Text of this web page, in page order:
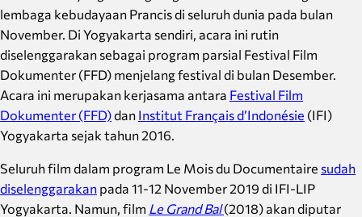
lembaga kebudayaan Prancis di seluruh dunia pada bulan
November. Di Yogyakarta sendiri, acara ini rutin
diselenggarakan sebagai program parsial Festival Film
Dokumenter (FFD) menjelang festival di bulan Desember.
Acara ini merupakan kerjasama antara Festival Film
Dokumenter (FFD)dan Institut Français d’Indonésie (IFI)
Yogyakarta sejak tahun 2016.
Seluruh film dalam program Le Mois du Documentaire sudah
diselenggarakan pada 11-12 November 2019 di IFI-LIP
Yogyakarta. Namun, film Le Grand Bal(2018) akan diputar